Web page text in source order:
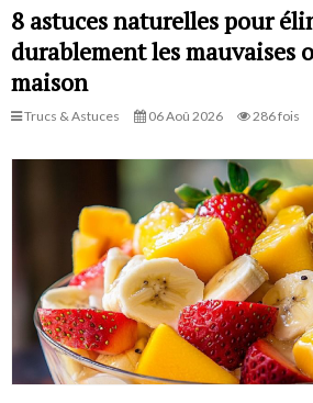
8 astuces naturelles pour
durablement les mauvaises
maison
Trucs & Astuces 06 Aoû 2026 286 fois